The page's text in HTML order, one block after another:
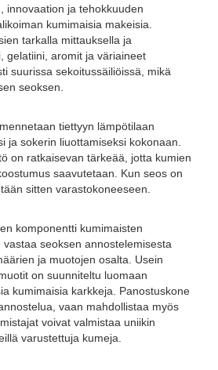
innovaation ja tehokkuuden
kumimaisia ​​makeisia.
tarkalla mittauksella ja
gelatiini, aromit ja väriaineet
suurissa sekoitussäiliöissä, mikä
seoksen.
tiettyyn lämpötilaan
ja sokerin liuottamiseksi kokonaan.
on ratkaisevan tärkeää, jotta kumien
saavutetaan. Kun seos on
sitten varastokoneeseen.
komponentti kumimaisten
seoksen annostelemisesta
ja muotojen osalta. Usein
on suunniteltu luomaan
kumimaisia ​​karkkeja. Panostuskone
vaan mahdollistaa myös
voivat valmistaa uniikin
varustettuja kumeja.